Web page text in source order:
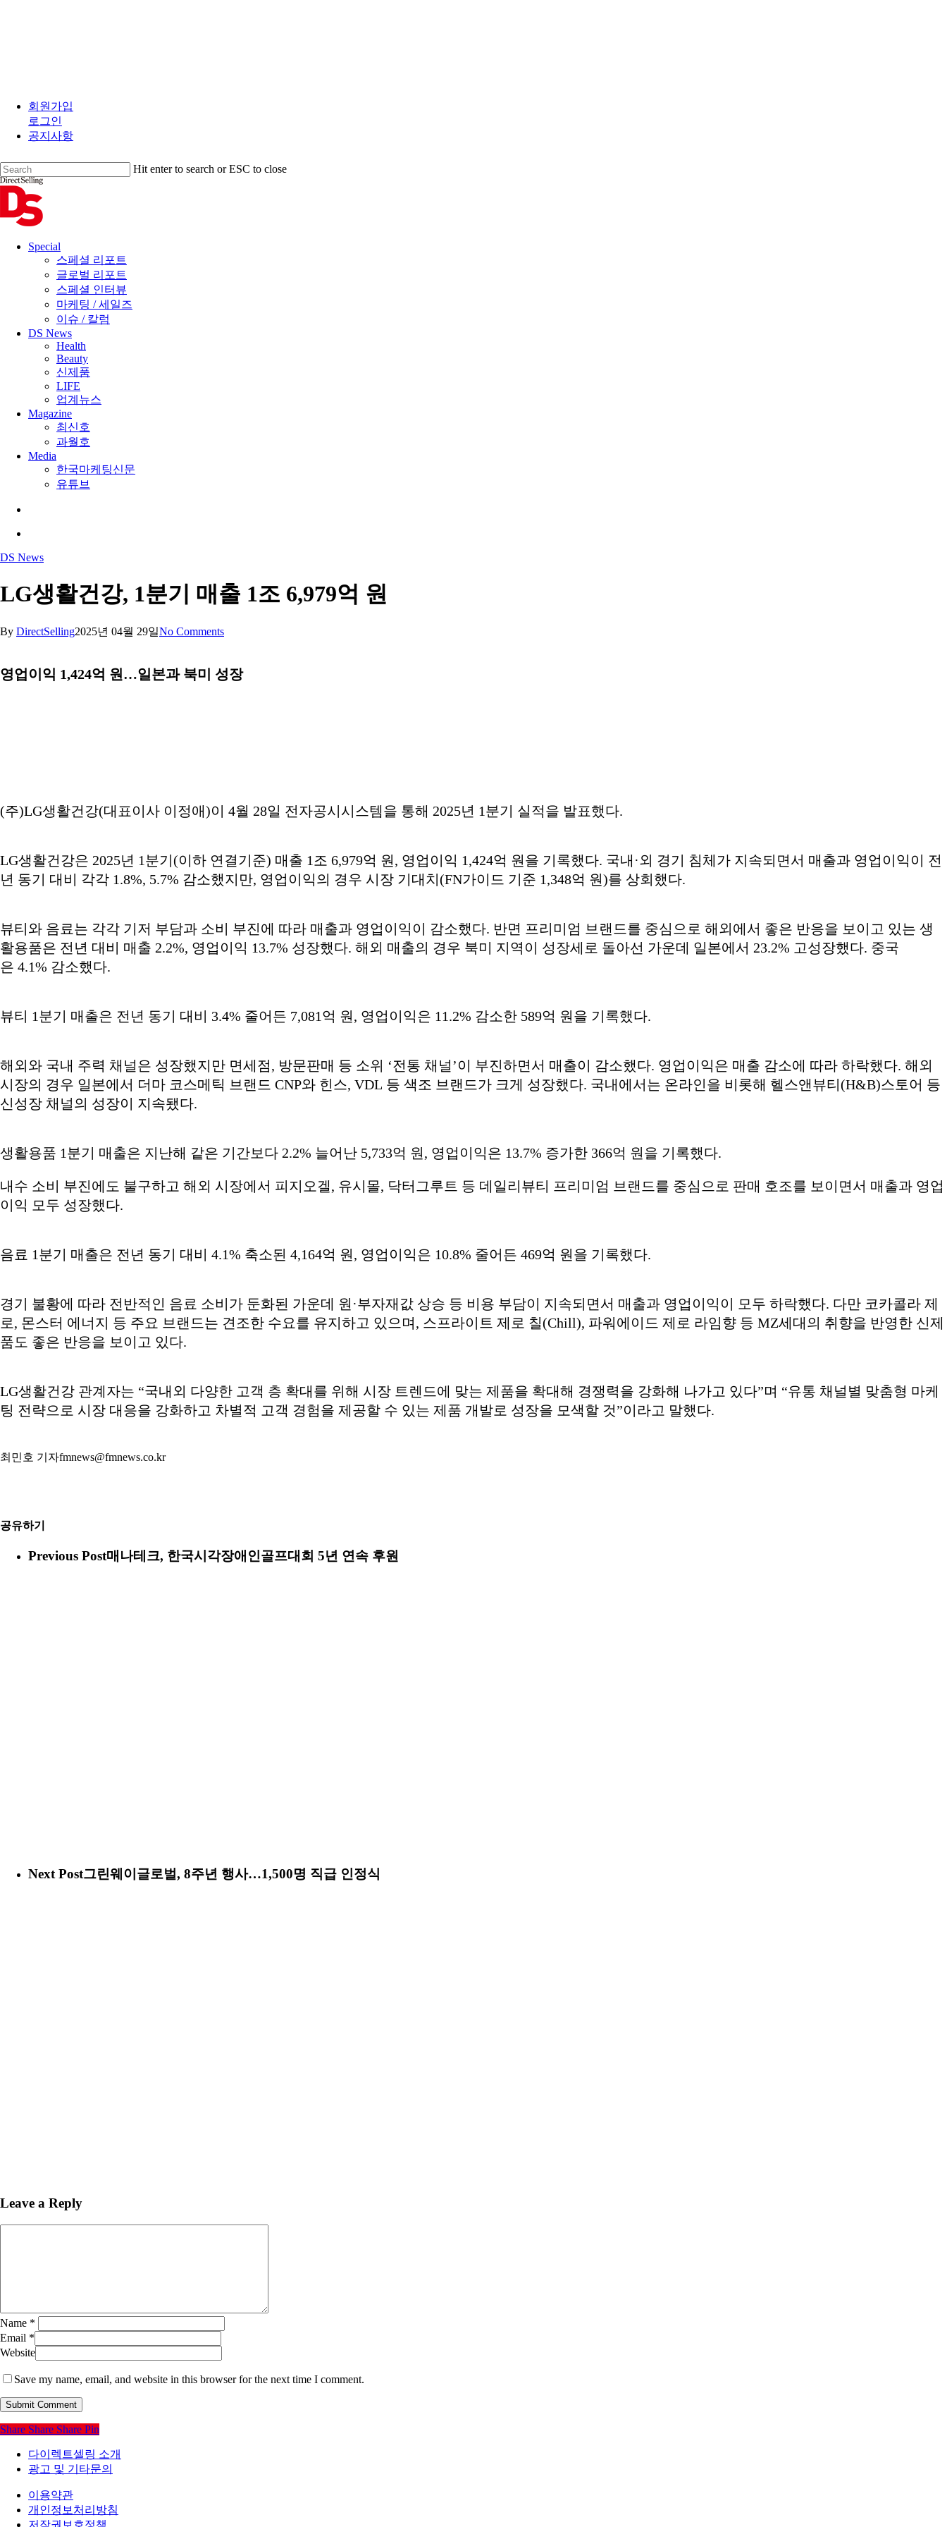
main
content
회원가입
로그인
공지사항
Hit enter to search or ESC to close
Close
Search
search
Menu
Special
스페셜 리포트
글로벌 리포트
스페셜 인터뷰
마케팅 / 세일즈
이슈 / 칼럼
DS News
Health
Beauty
신제품
LIFE
업계뉴스
Magazine
최신호
과월호
Media
한국마케팅신문
유튜브
DS News
LG생활건강, 1분기 매출 1조 6,979억 원
By DirectSelling2025년 04월 29일No Comments
영업이익 1,424억 원…일본과 북미 성장
(주)LG생활건강(대표이사 이정애)이 4월 28일 전자공시시스템을 통해 2025년 1분기 실적을 발표했다.
LG생활건강은 2025년 1분기(이하 연결기준) 매출 1조 6,979억 원, 영업이익 1,424억 원을 기록했다. 국내·외 경기 침체가 지속되면서 매출과 영업이익이 전
년 동기 대비 각각 1.8%, 5.7% 감소했지만, 영업이익의 경우 시장 기대치(FN가이드 기준 1,348억 원)를 상회했다.
뷰티와 음료는 각각 기저 부담과 소비 부진에 따라 매출과 영업이익이 감소했다. 반면 프리미엄 브랜드를 중심으로 해외에서 좋은 반응을 보이고 있는 생
활용품은 전년 대비 매출 2.2%, 영업이익 13.7% 성장했다. 해외 매출의 경우 북미 지역이 성장세로 돌아선 가운데 일본에서 23.2% 고성장했다. 중국
은 4.1% 감소했다.
뷰티 1분기 매출은 전년 동기 대비 3.4% 줄어든 7,081억 원, 영업이익은 11.2% 감소한 589억 원을 기록했다.
해외와 국내 주력 채널은 성장했지만 면세점, 방문판매 등 소위 ‘전통 채널’이 부진하면서 매출이 감소했다. 영업이익은 매출 감소에 따라 하락했다. 해외
시장의 경우 일본에서 더마 코스메틱 브랜드 CNP와 힌스, VDL 등 색조 브랜드가 크게 성장했다. 국내에서는 온라인을 비롯해 헬스앤뷰티(H&B)스토어 등
신성장 채널의 성장이 지속됐다.
생활용품 1분기 매출은 지난해 같은 기간보다 2.2% 늘어난 5,733억 원, 영업이익은 13.7% 증가한 366억 원을 기록했다.
내수 소비 부진에도 불구하고 해외 시장에서 피지오겔, 유시몰, 닥터그루트 등 데일리뷰티 프리미엄 브랜드를 중심으로 판매 호조를 보이면서 매출과 영업
이익 모두 성장했다.
음료 1분기 매출은 전년 동기 대비 4.1% 축소된 4,164억 원, 영업이익은 10.8% 줄어든 469억 원을 기록했다.
경기 불황에 따라 전반적인 음료 소비가 둔화된 가운데 원·부자재값 상승 등 비용 부담이 지속되면서 매출과 영업이익이 모두 하락했다. 다만 코카콜라 제
로, 몬스터 에너지 등 주요 브랜드는 견조한 수요를 유지하고 있으며, 스프라이트 제로 칠(Chill), 파워에이드 제로 라임향 등 MZ세대의 취향을 반영한 신제
품도 좋은 반응을 보이고 있다.
LG생활건강 관계자는 “국내외 다양한 고객 층 확대를 위해 시장 트렌드에 맞는 제품을 확대해 경쟁력을 강화해 나가고 있다”며 “유통 채널별 맞춤형 마케
팅 전략으로 시장 대응을 강화하고 차별적 고객 경험을 제공할 수 있는 제품 개발로 성장을 모색할 것”이라고 말했다.
최민호 기자fmnews@fmnews.co.kr
공유하기
Previous Post매나테크, 한국시각장애인골프대회 5년 연속 후원
Next Post그린웨이글로벌, 8주년 행사…1,500명 직급 인정식
Leave a Reply
Name *
Email *
Website
Save my name, email, and website in this browser for the next time I comment.
Share Share Share Pin
다이렉트셀링 소개
광고 및 기타문의
이용약관
개인정보처리방침
저작권보호정책